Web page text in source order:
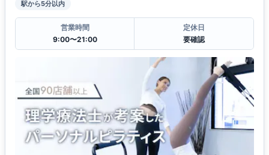
駅から5分以内
営業時間
9:00〜21:00
定休日
要確認